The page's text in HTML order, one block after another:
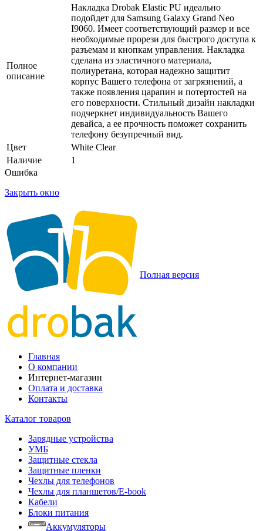
Полное
описание
Накладка Drobak Elastic PU идеально
подойдет для Samsung Galaxy Grand Neo
I9060. Имеет соответствующий размер и все
необходимые прорези для быстрого доступа к
разъемам и кнопкам управления. Накладка
сделана из эластичного материала,
полиуретана, которая надежно защитит
корпус Вашего телефона от загрязнений, а
также появления царапин и потертостей на
его поверхности. Стильный дизайн накладки
подчеркнет индивидуальность Вашего
девайса, а ее прочность поможет сохранить
телефону безупречный вид.
Цвет
White Clear
Наличие
1
Ошибка
Закрыть окно
Полная версия
Главная
О компании
Интернет-магазин
Оплата и доставка
Контакты
Каталог товаров
Зарядные устройства
УМБ
Защитные стекла
Защитные пленки
Чехлы для телефонов
Чехлы для планшетов/E-book
Кабели
Блоки питания
Аккумуляторы